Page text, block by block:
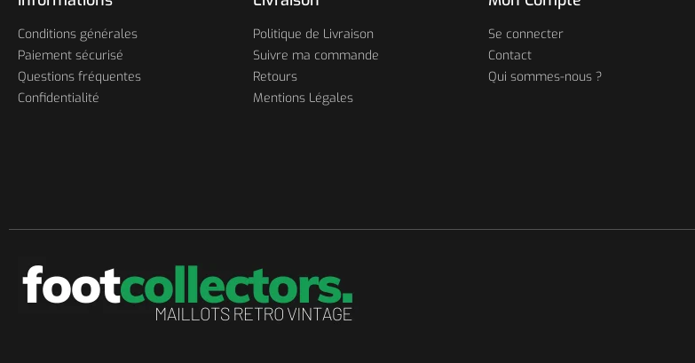
Conditions générales
Paiement sécurisé
Questions fréquentes
Confidentialité
Politique de Livraison
Suivre ma commande
Retours
Mentions Légales
Se connecter
Contact
Qui sommes-nous ?